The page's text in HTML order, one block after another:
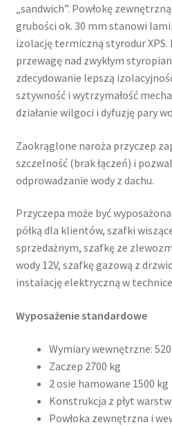
„sandwich”. Powłokę
grubości ok. 30 mm stanowi
izolację termiczną styrodur
przewagę nad zwykłym
zdecydowanie lepszą
sztywność i wytrzymałość
działanie wilgoci i dyfuzję pary
Zaokrąglone naroża przyczep
szczelność (brak łączeń) i
odprowadzanie wody z dachu.
Przyczepa może być
półką dla klientów, szafki
sprzedażnym, szafkę ze
wody 12V, szafkę gazową z
instalację elektryczną w technice
Wyposażenie standardowe
Wymiary wewnętrzne: 520
Zaczep 2700 kg
2 osie hamowane 1500 kg
Konstrukcja z płyt
Powłoka zewnętrzna i